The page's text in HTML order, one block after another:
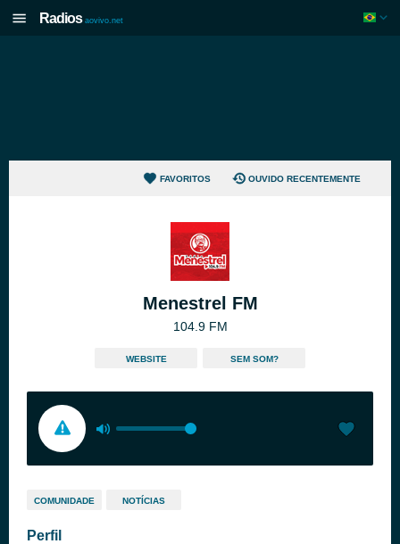
Radios aovivo.net
FAVORITOS OUVIDO RECENTEMENTE
Menestrel FM
104.9 FM
WEBSITE SEM SOM?
COMUNIDADE NOTÍCIAS
Perfil